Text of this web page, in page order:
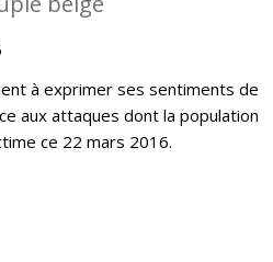
à exprimer ses sentiments de
aux attaques dont la population
ce 22 mars 2016.